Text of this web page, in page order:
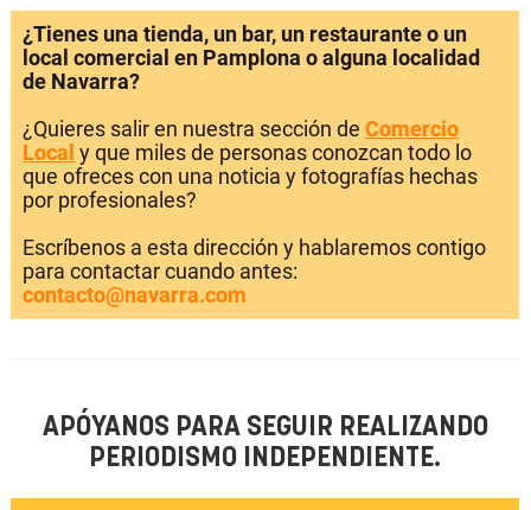
¿Tienes una tienda, un bar, un restaurante o un
local comercial en Pamplona o alguna localidad
de Navarra?
¿Quieres salir en nuestra sección de Comercio
Local y que miles de personas conozcan todo lo
que ofreces con una noticia y fotografías hechas
por profesionales?
Escríbenos a esta dirección y hablaremos contigo
para contactar cuando antes:
contacto@navarra.com
APÓYANOS PARA SEGUIR REALIZANDO
PERIODISMO INDEPENDIENTE.